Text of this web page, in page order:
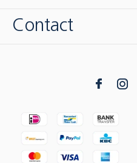
Contact